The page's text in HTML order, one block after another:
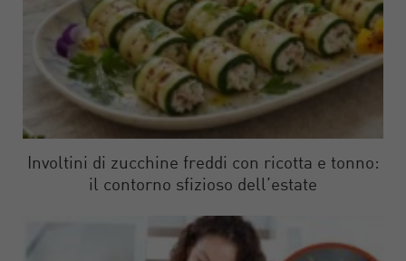
Involtini di zucchine freddi con ricotta e tonno:
il contorno sfizioso dell’estate